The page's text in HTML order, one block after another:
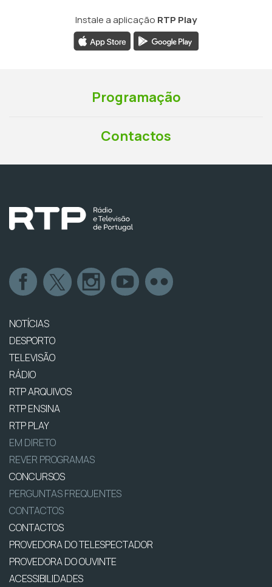
Instale a aplicação RTP Play
Programação
Contactos
NOTÍCIAS
DESPORTO
TELEVISÃO
RÁDIO
RTP ARQUIVOS
RTP ENSINA
RTP PLAY
EM DIRETO
REVER PROGRAMAS
CONCURSOS
PERGUNTAS FREQUENTES
CONTACTOS
CONTACTOS
PROVEDORA DO TELESPECTADOR
PROVEDORA DO OUVINTE
ACESSIBILIDADES